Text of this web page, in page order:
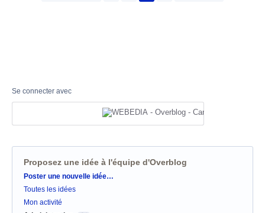
Se connecter avec
Proposez une idée à l'équipe d'Overblog
Catégories
Poster une nouvelle idée…
Toutes les idées
Mon activité